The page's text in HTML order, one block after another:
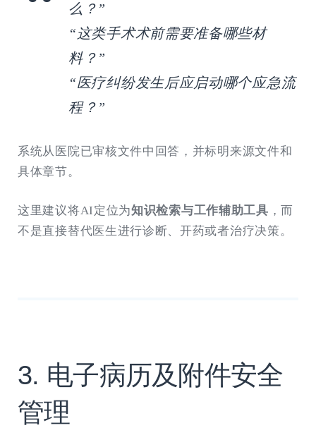
么？”
“这类手术术前需要准备哪些材
料？”
“医疗纠纷发生后应启动哪个应急流
程？”
系统从医院已审核文件中回答，并标明来源文件和
具体章节。
这里建议将AI定位为知识检索与工作辅助工具 ，而
不是直接替代医生进行诊断、开药或者治疗决策。
3. 电子病历及附件安全
管理